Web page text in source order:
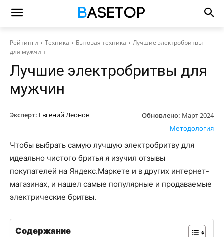
Рейтинги Техника Бытовая техника
Лучшие электробритвы
для мужчин
Лучшие электробритвы для
мужчин
Эксперт: Евгений Леонов Обновлено: Март 2024
Методология
Чтобы выбрать самую лучшую электробритву для
идеально чистого бритья я изучил отзывы
покупателей на Яндекс.Маркете и в других интернет-
магазинах, и нашел самые популярные и продаваемые
электрические бритвы.
Содержание